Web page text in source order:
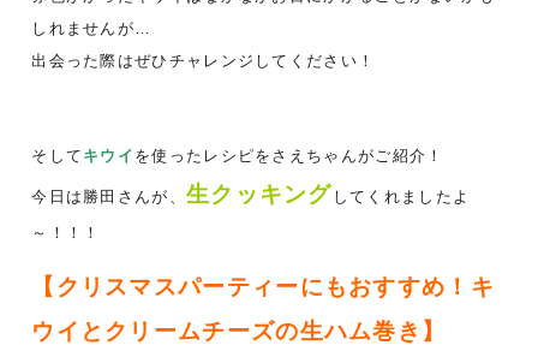
しれませんが…
出会った際はぜひチャレンジしてください！
そして キウイ を使ったレシピをさえちゃんがご紹介！
今日は勝田さんが、 生クッキング してくれましたよ
～！！！
【クリスマスパーティーにもおすすめ！キ
ウイとクリームチーズの生ハム巻き】